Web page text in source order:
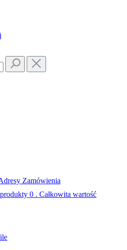
Zamówienia
0 . Całkowita wartość